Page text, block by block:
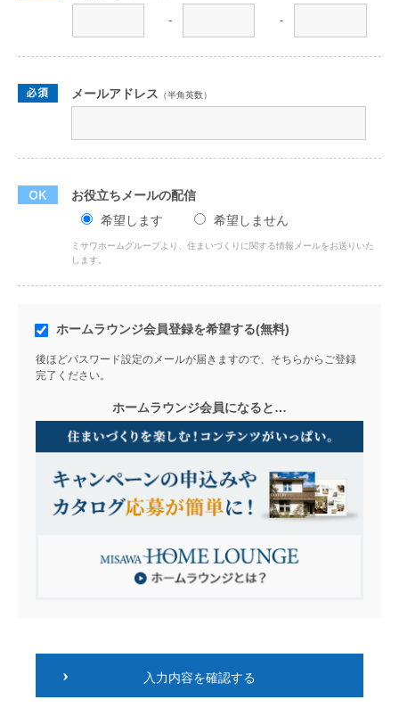
- -
メールアドレス （半角英数）
お役立ちメールの配信
希望します
希望しません
ミサワホームグループより、住まいづくりに関する情報メールをお送りいた
します。
ホームラウンジ会員登録を希望する(無料)
後ほどパスワード設定のメールが届きますので、そちらからご登録
完了ください。
ホームラウンジ会員になると…
入力内容を確認する